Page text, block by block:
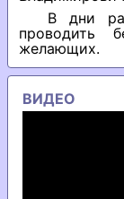
В дни
проводить
желающих.
ВИДЕО